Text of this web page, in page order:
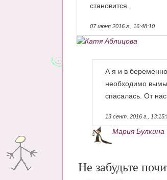
становится.
07 июня 2016 г., 16:48:10
Катя Аблицова
А я и в
необходимо
спасалась. От
13 сент. 2016 г.,
Мария Булкина
Не забудьте